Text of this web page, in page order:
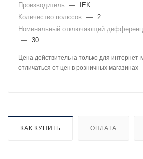
Производитель —
IEK
Количество полюсов
— 2
Номинальный отключающий
— 30
Цена действительна только для
отличаться от цен в розничных магазинах
КАК КУПИТЬ ОПЛАТА